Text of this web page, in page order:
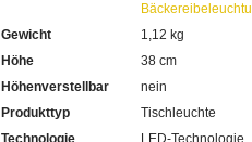
Gewicht
1,12 kg
Höhe
38 cm
Höhenverstellbar
nein
Produkttyp
Tischleuchte